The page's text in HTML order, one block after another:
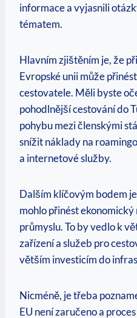
informace a vyjasnili
tématem.
Hlavním zjištěním je, že
Evropské unii může
cestovatele. Měli byste
pohodlnější cestování do
pohybu mezi členskými
snížit náklady na
a internetové služby.
Dalším klíčovým bodem
mohlo přinést
průmyslu. To by vedlo k
zařízení a služeb pro
větším investicím do
Nicméně, je třeba
EU není zaručeno a